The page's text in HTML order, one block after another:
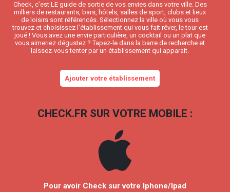
Check, c’est LE guide de sortie de vos envies dans votre ville. Des
milliers de restaurants, bars, hôtels, salles de sport, clubs et lieux
de loisirs sont référencés. Sélectionnez la ville où vous vous
trouvez et choisissez l’établissement qui vous fait rêver, le tour est
joué ! Vous avez une envie particulière, un cocktail ou un plat que
vous aimeriez dégustez ? Tapez-le dans la barre de recherche et
laissez-vous tenter par un établissement qui apparait.
Ajouter votre établissement
CHECK.FR SUR VOTRE MOBILE :
Pour avoir Check sur votre Iphone/Ipad